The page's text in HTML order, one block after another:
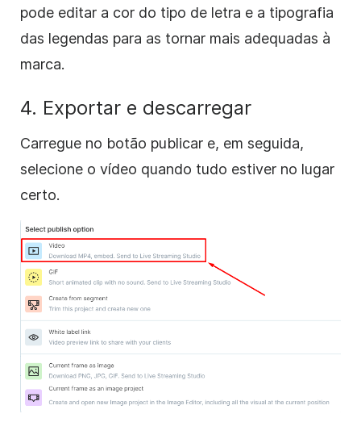
pode editar a cor do tipo de letra e a tipografia
das legendas para as tornar mais adequadas à
marca.
4. Exportar e descarregar
Carregue no botão publicar e, em seguida,
selecione o vídeo quando tudo estiver no lugar
certo.